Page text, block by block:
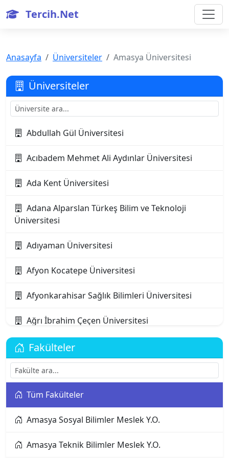
Tercih.Net
Anasayfa Üniversiteler Amasya Üniversitesi
Üniversiteler
Abdullah Gül Üniversitesi
Acıbadem Mehmet Ali Aydınlar Üniversitesi
Ada Kent Üniversitesi
Adana Alparslan Türkeş Bilim ve Teknoloji
Üniversitesi
Adıyaman Üniversitesi
Afyon Kocatepe Üniversitesi
Afyonkarahisar Sağlık Bilimleri Üniversitesi
Ağrı İbrahim Çeçen Üniversitesi
Akdeniz Karpaz Üniversitesi
Akdeniz Üniversitesi
Aksaray Üniversitesi
Alanya Alaaddin Keykubat Üniversitesi
Alanya Üniversitesi
Fakülteler
Tüm Fakülteler
Amasya Sosyal Bilimler Meslek Y.O.
Amasya Teknik Bilimler Meslek Y.O.